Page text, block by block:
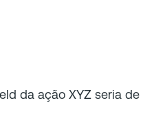
da ação XYZ seria de